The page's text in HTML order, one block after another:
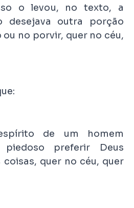
o levou, no texto, a
desejava outra porção
no porvir, quer no céu,
de um homem
piedoso preferir Deus
quer no céu, quer